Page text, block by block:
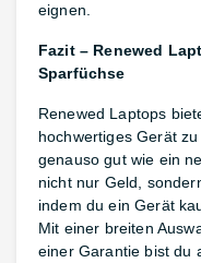
eignen.
Fazit – Renewed
Sparfüchse
Renewed Laptops
hochwertiges Gerät
genauso gut wie ein
nicht nur Geld,
indem du ein Gerät
Mit einer breiten
einer Garantie bist du